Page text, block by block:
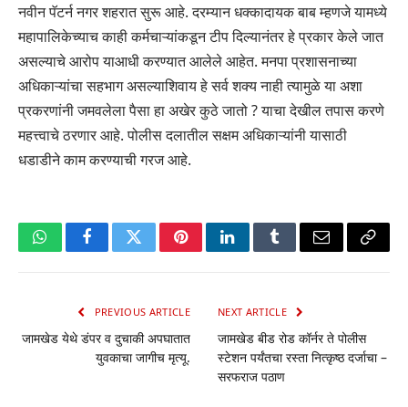
नवीन पॅटर्न नगर शहरात सुरू आहे. दरम्यान धक्कादायक बाब म्हणजे यामध्ये
महापालिकेच्याच काही कर्मचाऱ्यांकडून टीप दिल्यानंतर हे प्रकार केले जात
असल्याचे आरोप याआधी करण्यात आलेले आहेत. मनपा प्रशासनाच्या
अधिकाऱ्यांचा सहभाग असल्याशिवाय हे सर्व शक्य नाही त्यामुळे या अशा
प्रकरणांनी जमवलेला पैसा हा अखेर कुठे जातो ? याचा देखील तपास करणे
महत्त्वाचे ठरणार आहे. पोलीस दलातील सक्षम अधिकाऱ्यांनी यासाठी
धडाडीने काम करण्याची गरज आहे.
WhatsAppFacebookTwitterPinterestLinkedInTumblrEmail Copy
PREVIOUS ARTICLE
जामखेड येथे डंपर व दुचाकी अपघातात
युवकाचा जागीच मृत्यू.
NEXT ARTICLE
जामखेड बीड रोड कॉर्नर ते पोलीस
स्टेशन पर्यंतचा रस्ता नित्कृष्ठ दर्जाचा –
सरफराज पठाण